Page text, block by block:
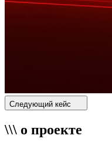
Следующий кейс
\\\ о проекте